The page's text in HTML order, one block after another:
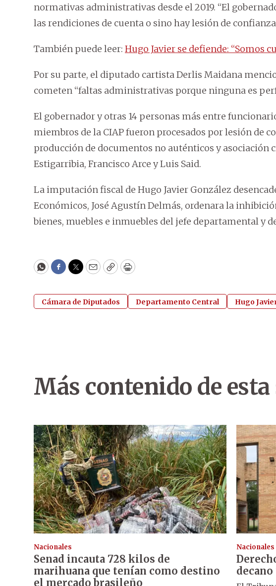
normativas administrativas desde el 2019. “El
las rendiciones de cuenta o sino hay lesión de
También puede leer: Hugo Javier se defiende: “Somos
Por su parte, el diputado cartista Derlis Maidana
cometen “faltas administrativas porque ninguna es
El gobernador y otras 14 personas más entre
miembros de la CIAP fueron procesados por lesión de
producción de documentos no auténticos y asociación
Estigarribia, Francisco Arce y Luis Said.
La imputación fiscal de Hugo Javier González
Económicos, José Agustín Delmás, ordenara la
bienes, muebles e inmuebles del jefe departamental y
WhatsApp
Facebook
Twitter
EmailCopyPrint
Cámara de Diputados Departamento Central Hugo
Más contenido de
Nacionales
Senad incauta 728 kilos de
marihuana que tenían como destino
el mercado brasileño
Nacionales